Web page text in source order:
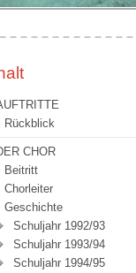
Rückblick
CHOR
Beitritt
Chorleiter
Geschichte
Schuljahr 1992/93
Schuljahr 1993/94
Schuljahr 1994/95